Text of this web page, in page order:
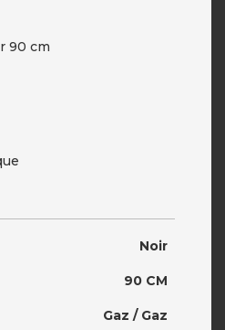
90 cm
Noir
90 CM
Gaz / Gaz